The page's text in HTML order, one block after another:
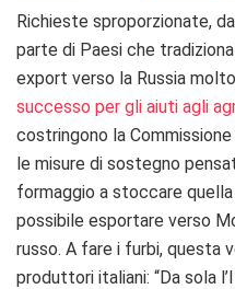
Richieste sproporzionate,
parte di Paesi che
export verso la Russia
successo per gli aiuti agli
costringono la
le misure di sostegno
formaggio a stoccare
possibile esportare verso
russo. A fare i furbi, questa
produttori italiani: “Da sola